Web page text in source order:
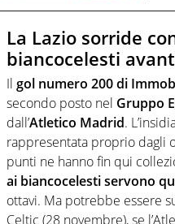
La Lazio sorride
biancocelesti
Il gol numero 200 di
secondo posto nel Gruppo E
dall’Atletico Madrid.
rappresentata proprio dagli
punti ne hanno fin qui
ai biancocelesti servono
ottavi. Ma potrebbe essere
Celtic (28 novembre), se